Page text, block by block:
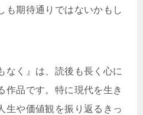
も期待通りではないかもし
なく』は、読後も長く心に
作品です。特に現代を生き
生や価値観を振り返るきっ